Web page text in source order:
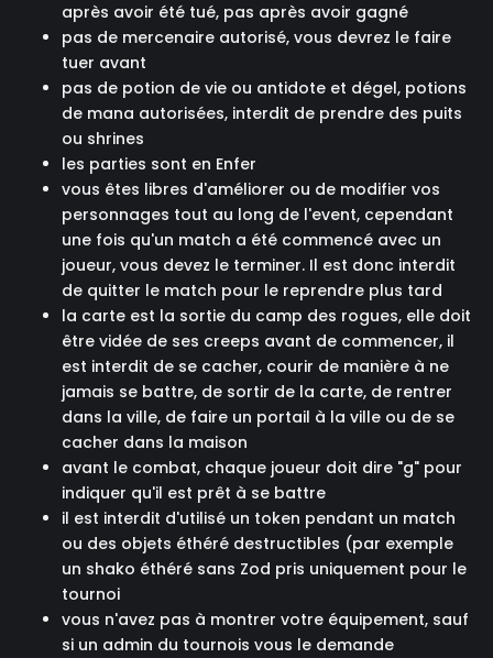
après avoir été tué, pas après avoir gagné
pas de mercenaire autorisé, vous devrez le faire
tuer avant
pas de potion de vie ou antidote et dégel, potions
de mana autorisées, interdit de prendre des puits
ou shrines
les parties sont en Enfer
vous êtes libres d'améliorer ou de modifier vos
personnages tout au long de l'event, cependant
une fois qu'un match a été commencé avec un
joueur, vous devez le terminer. Il est donc interdit
de quitter le match pour le reprendre plus tard
la carte est la sortie du camp des rogues, elle doit
être vidée de ses creeps avant de commencer, il
est interdit de se cacher, courir de manière à ne
jamais se battre, de sortir de la carte, de rentrer
dans la ville, de faire un portail à la ville ou de se
cacher dans la maison
avant le combat, chaque joueur doit dire "g" pour
indiquer qu'il est prêt à se battre
il est interdit d'utilisé un token pendant un match
ou des objets éthéré destructibles (par exemple
un shako éthéré sans Zod pris uniquement pour le
tournoi
vous n'avez pas à montrer votre équipement, sauf
si un admin du tournois vous le demande